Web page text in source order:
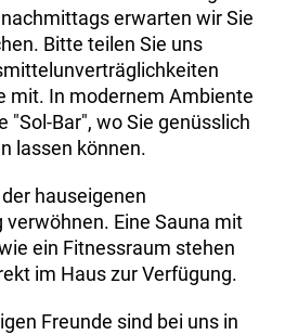
erwarten wir Sie
Bitte teilen Sie uns
mit. In modernem Ambiente
"Sol-Bar", wo Sie genüsslich
lassen können.
hauseigenen
Eine Sauna mit
ein Fitnessraum stehen
im Haus zur Verfügung.
Freunde sind bei uns in